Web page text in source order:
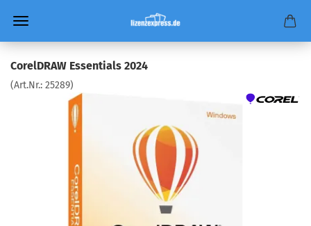
CorelDRAW Essentials 2024
(Art.Nr.: 25289)